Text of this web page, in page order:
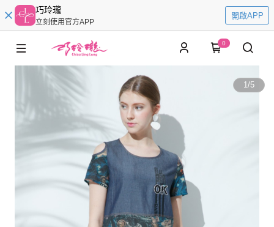
巧玲瓏
立刻使用官方APP
開啟APP
0
1/5